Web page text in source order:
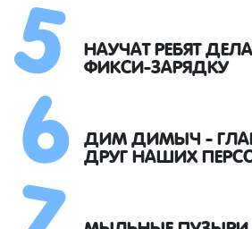
НАУЧАТ РЕБЯТ
ФИКСИ-ЗАРЯДКУ
ДИМ ДИМЫЧ -
ДРУГ НАШИХ